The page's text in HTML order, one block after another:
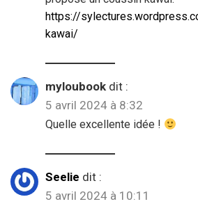
https://
kawai/
myloubook dit :
5 avril 2024 à 8:32
Quelle excellente idée !
Seelie dit :
5 avril 2024 à 10:11